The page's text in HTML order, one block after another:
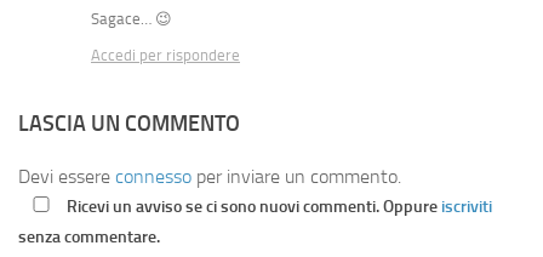
Sagace… 😉
Accedi per rispondere
LASCIA UN COMMENTO
Devi essere connesso per inviare un commento.
Ricevi un avviso se ci sono nuovi commenti. Oppure iscriviti
senza commentare.